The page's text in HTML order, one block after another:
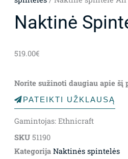
Naktinė
519.00€
Norite sužinoti daugiau apie šį
PATEIKTI UŽKLAUSĄ
Gamintojas: Ethnicraft
SKU 51190
Kategorija Naktinės spintelės